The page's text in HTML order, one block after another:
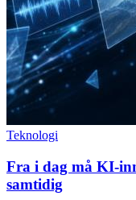
Teknologi
Fra i dag må KI-
samtidig